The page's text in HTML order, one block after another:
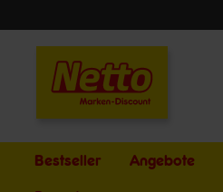
Bestseller Angebote